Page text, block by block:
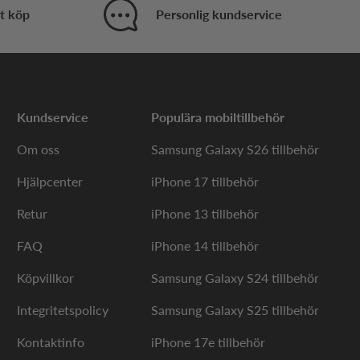
finishen ska få fula repor eller sprickor, vilket
av härdat glas för att skydda den stora
och risporna i stället för skärmen.
av dem är nämligen utrustade med kortfack
och telefon. Vissa fodral är dessutom
att behöva hålla den i händerna. Spana in vårt
5 komplett!
köp Personlig kundservice
Kundservice
Om oss
Hjälpcenter
Retur
FAQ
Köpvillkor
Integritetspolicy
Kontaktinfo
Populära mobiltillbehör
Samsung Galaxy S26 tillbehör
iPhone 17 tillbehör
iPhone 13 tillbehör
iPhone 14 tillbehör
Samsung Galaxy S24 tillbehör
Samsung Galaxy S25 tillbehör
iPhone 17e tillbehör